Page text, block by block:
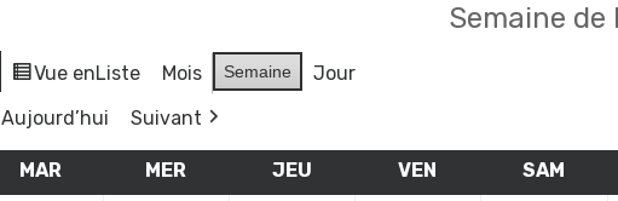
Semaine de
Vue enListe Mois Semaine
Jour
Aujourd’hui Suivant
MARMARDI MER MERCREDIJEU VEN VENDREDISAM